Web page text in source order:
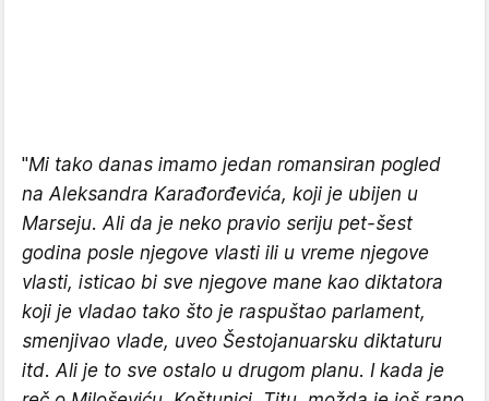
"Mi tako danas imamo jedan romansiran pogled
na Aleksandra Karađorđevića, koji je ubijen u
Marseju. Ali da je neko pravio seriju pet-šest
godina posle njegove vlasti ili u vreme njegove
vlasti, isticao bi sve njegove mane kao diktatora
koji je vladao tako što je raspuštao parlament,
smenjivao vlade, uveo Šestojanuarsku diktaturu
itd. Ali je to sve ostalo u drugom planu. I kada je